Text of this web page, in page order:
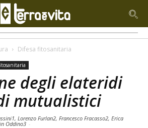
Difesa fitosanitaria
degli elateridi
mutualistici
Lorenzo Furlan2, Francesco Fracasso2, Erica
Oddino3 -